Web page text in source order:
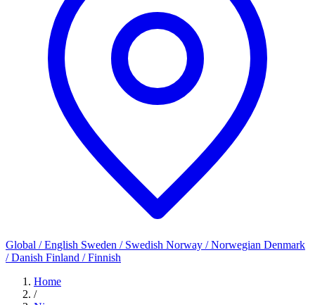
Global / English Sweden / Swedish Norway / Norwegian Denmark
/ Danish Finland / Finnish
Home
/